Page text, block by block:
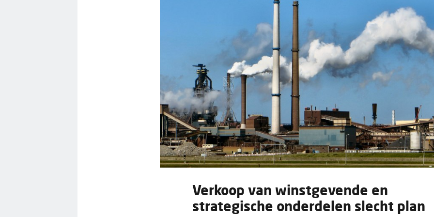
Verkoop van winstgevende en
strategische onderdelen slecht plan